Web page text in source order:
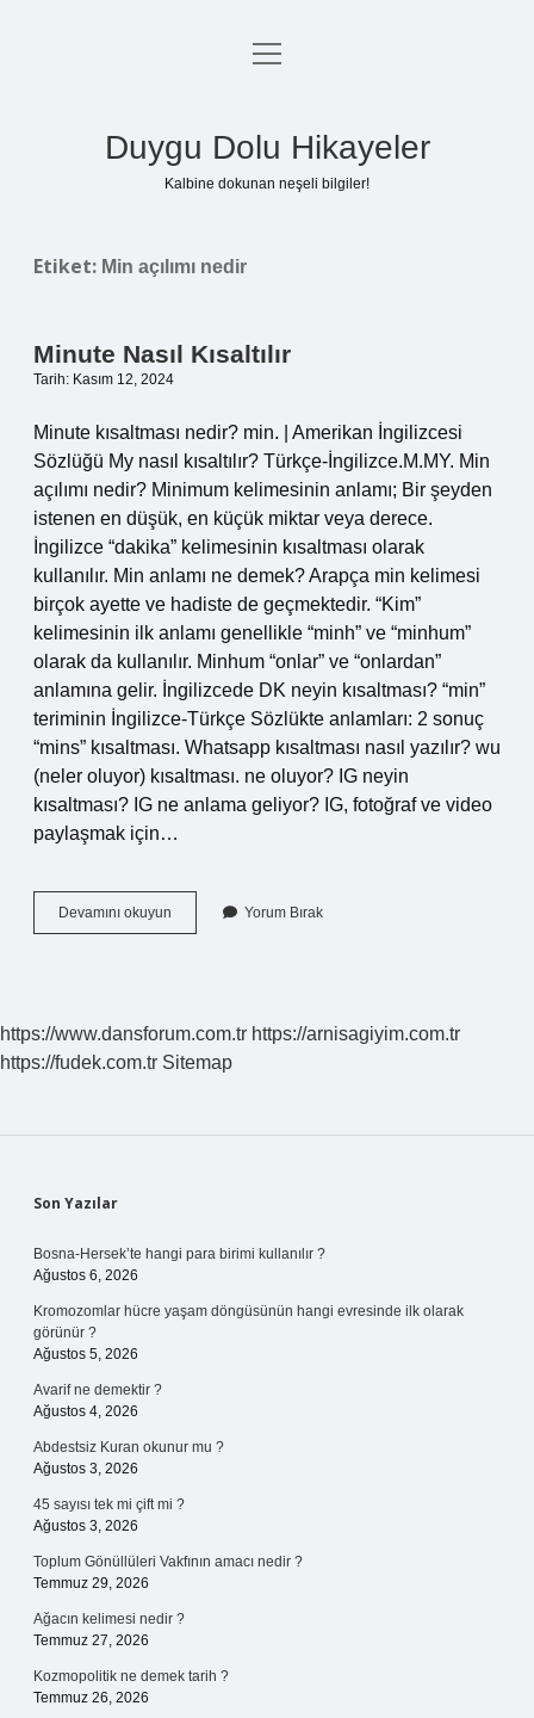
Anasayfa
menüyü
Duygu Dolu Hikayeler
Kalbine dokunan neşeli bilgiler!
Etiket: Min açılımı nedir
Minute Nasıl Kısaltılır
Tarih: Kasım 12, 2024
Minute kısaltması nedir? min. | Amerikan İngilizcesi
Sözlüğü My nasıl kısaltılır? Türkçe-İngilizce.M.MY. Min
açılımı nedir? Minimum kelimesinin anlamı; Bir şeyden
istenen en düşük, en küçük miktar veya derece.
İngilizce “dakika” kelimesinin kısaltması olarak
kullanılır. Min anlamı ne demek? Arapça min kelimesi
birçok ayette ve hadiste de geçmektedir. “Kim”
kelimesinin ilk anlamı genellikle “minh” ve “minhum”
olarak da kullanılır. Minhum “onlar” ve “onlardan”
anlamına gelir. İngilizcede DK neyin kısaltması? “min”
teriminin İngilizce-Türkçe Sözlükte anlamları: 2 sonuç
“mins” kısaltması. Whatsapp kısaltması nasıl yazılır? wu
(neler oluyor) kısaltması. ne oluyor? IG neyin
kısaltması? IG ne anlama geliyor? IG, fotoğraf ve video
paylaşmak için…
Devamını okuyun
Nasıl
Yorum Bırak
https://www.dansforum.com.tr https://arnisagiyim.com.tr
https://fudek.com.tr Sitemap
Sidebar
Son Yazılar
Bosna-Hersek’te hangi para birimi kullanılır ?
Ağustos 6, 2026
Kromozomlar hücre yaşam döngüsünün hangi evresinde ilk olarak
görünür ?
Ağustos 5, 2026
Avarif ne demektir ?
Ağustos 4, 2026
Abdestsiz Kuran okunur mu ?
Ağustos 3, 2026
45 sayısı tek mi çift mi ?
Ağustos 3, 2026
Toplum Gönüllüleri Vakfının amacı nedir ?
Temmuz 29, 2026
Ağacın kelimesi nedir ?
Temmuz 27, 2026
Kozmopolitik ne demek tarih ?
Temmuz 26, 2026